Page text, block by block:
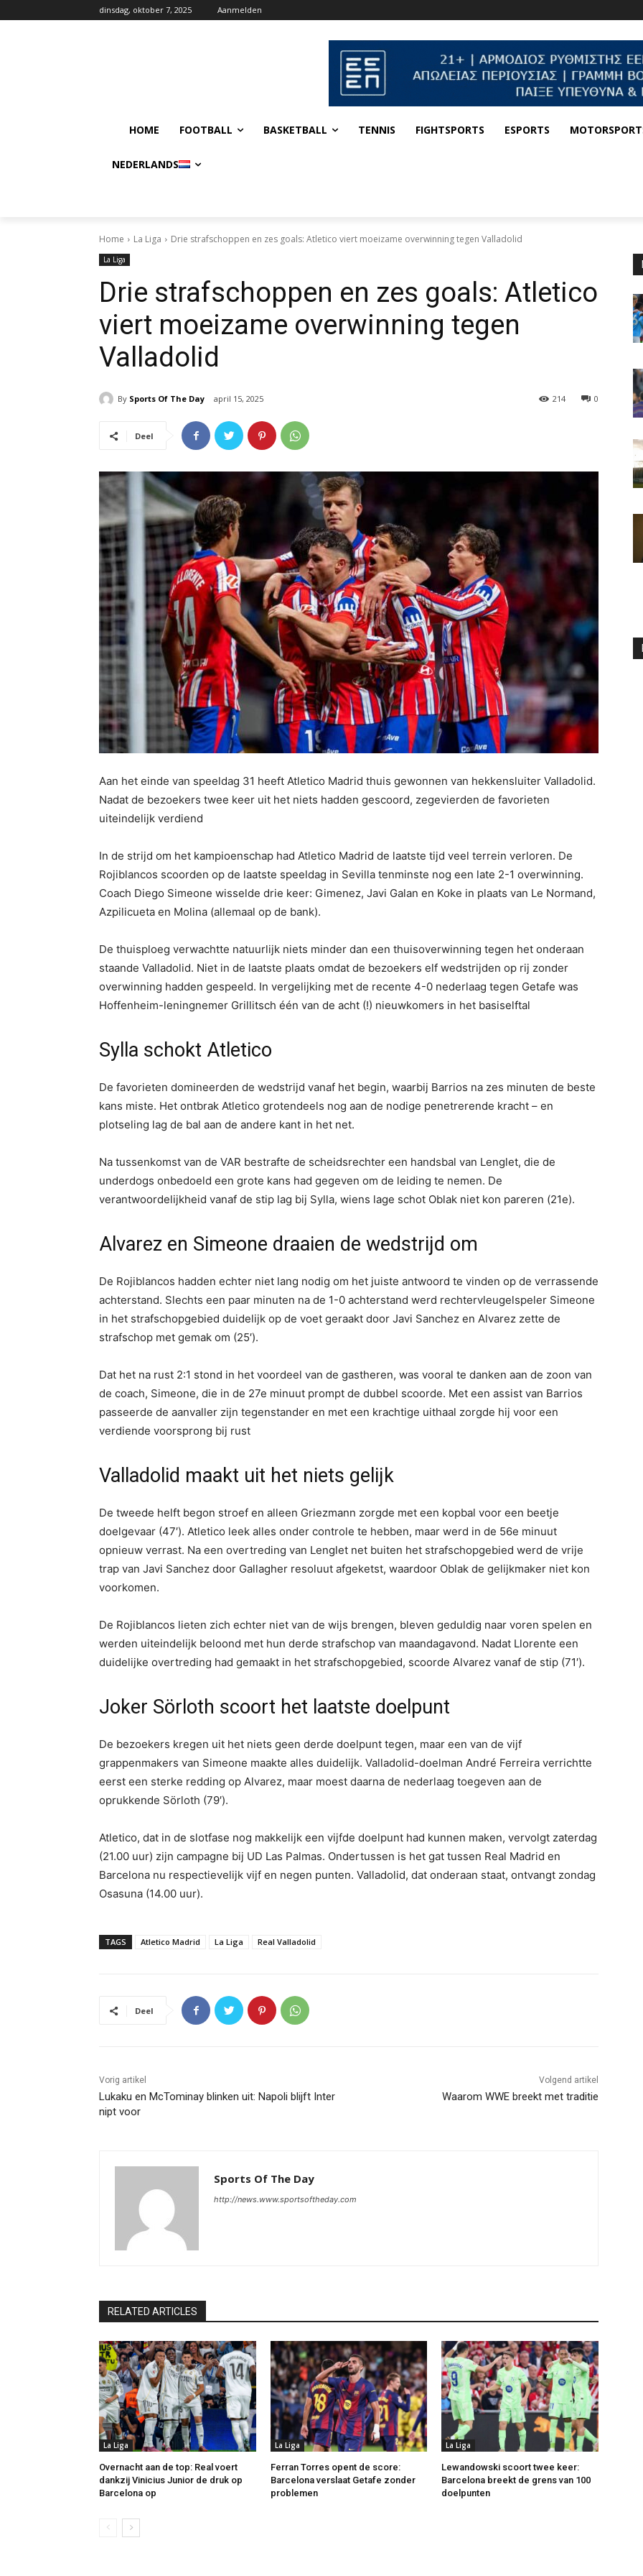
dinsdag, oktober 7, 2025 Aanmelden
HOME FOOTBALL BASKETBALL TENNIS FIGHTSPORTS ESPORTS
NEDERLANDS
Home La Liga Drie strafschoppen en zes goals: Atletico viert moeizame overwinning tegen Valladolid
La Liga
Drie strafschoppen en zes goals: Atletico
viert moeizame overwinning tegen
Valladolid
By Sports Of The Day april 15, 2025 0
214
Deel
Aan het einde van speeldag 31 heeft Atletico Madrid thuis gewonnen van hekkensluiter Valladolid.
Nadat de bezoekers twee keer uit het niets hadden gescoord, zegevierden de favorieten
uiteindelijk verdiend
In de strijd om het kampioenschap had Atletico Madrid de laatste tijd veel terrein verloren. De
Rojiblancos scoorden op de laatste speeldag in Sevilla tenminste nog een late 2-1 overwinning.
Coach Diego Simeone wisselde drie keer: Gimenez, Javi Galan en Koke in plaats van Le Normand,
Azpilicueta en Molina (allemaal op de bank).
De thuisploeg verwachtte natuurlijk niets minder dan een thuisoverwinning tegen het onderaan
staande Valladolid. Niet in de laatste plaats omdat de bezoekers elf wedstrijden op rij zonder
overwinning hadden gespeeld. In vergelijking met de recente 4-0 nederlaag tegen Getafe was
Hoffenheim-leningnemer Grillitsch één van de acht (!) nieuwkomers in het basiselftal
Sylla schokt Atletico
De favorieten domineerden de wedstrijd vanaf het begin, waarbij Barrios na zes minuten de beste
kans miste. Het ontbrak Atletico grotendeels nog aan de nodige penetrerende kracht – en
plotseling lag de bal aan de andere kant in het net.
Na tussenkomst van de VAR bestrafte de scheidsrechter een handsbal van Lenglet, die de
underdogs onbedoeld een grote kans had gegeven om de leiding te nemen. De
verantwoordelijkheid vanaf de stip lag bij Sylla, wiens lage schot Oblak niet kon pareren (21e).
Alvarez en Simeone draaien de wedstrijd om
De Rojiblancos hadden echter niet lang nodig om het juiste antwoord te vinden op de verrassende
achterstand. Slechts een paar minuten na de 1-0 achterstand werd rechtervleugelspeler Simeone
in het strafschopgebied duidelijk op de voet geraakt door Javi Sanchez en Alvarez zette de
strafschop met gemak om (25′).
Dat het na rust 2:1 stond in het voordeel van de gastheren, was vooral te danken aan de zoon van
de coach, Simeone, die in de 27e minuut prompt de dubbel scoorde. Met een assist van Barrios
passeerde de aanvaller zijn tegenstander en met een krachtige uithaal zorgde hij voor een
verdiende voorsprong bij rust
Valladolid maakt uit het niets gelijk
De tweede helft begon stroef en alleen Griezmann zorgde met een kopbal voor een beetje
doelgevaar (47′). Atletico leek alles onder controle te hebben, maar werd in de 56e minuut
opnieuw verrast. Na een overtreding van Lenglet net buiten het strafschopgebied werd de vrije
trap van Javi Sanchez door Gallagher resoluut afgeketst, waardoor Oblak de gelijkmaker niet kon
voorkomen.
De Rojiblancos lieten zich echter niet van de wijs brengen, bleven geduldig naar voren spelen en
werden uiteindelijk beloond met hun derde strafschop van maandagavond. Nadat Llorente een
duidelijke overtreding had gemaakt in het strafschopgebied, scoorde Alvarez vanaf de stip (71′).
Joker Sörloth scoort het laatste doelpunt
De bezoekers kregen uit het niets geen derde doelpunt tegen, maar een van de vijf
grappenmakers van Simeone maakte alles duidelijk. Valladolid-doelman André Ferreira verrichtte
eerst een sterke redding op Alvarez, maar moest daarna de nederlaag toegeven aan de
oprukkende Sörloth (79′).
Atletico, dat in de slotfase nog makkelijk een vijfde doelpunt had kunnen maken, vervolgt zaterdag
(21.00 uur) zijn campagne bij UD Las Palmas. Ondertussen is het gat tussen Real Madrid en
Barcelona nu respectievelijk vijf en negen punten. Valladolid, dat onderaan staat, ontvangt zondag
Osasuna (14.00 uur).
TAGS Atletico Madrid La Liga Real Valladolid
Deel
Vorig artikel
Lukaku en McTominay blinken uit: Napoli blijft Inter
nipt voor
Volgend artikel
Waarom WWE breekt met traditie
Sports Of The Day
http://news.www.sportsoftheday.com
RELATED ARTICLES
La Liga
Overnacht aan de top: Real voert
dankzij Vinicius Junior de druk op
Barcelona op
La Liga
Ferran Torres opent de score:
Barcelona verslaat Getafe zonder
problemen
La Liga
Lewandowski scoort twee keer:
Barcelona breekt de grens van 100
doelpunten